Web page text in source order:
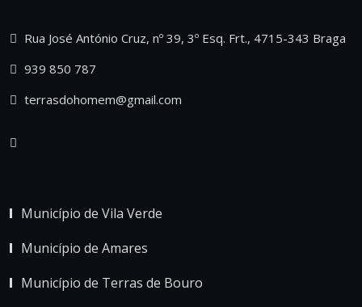
Rua José António Cruz, nº 39, 3º Esq. Frt., 4715-343 Braga
939 850 787
terrasdohomem@gmail.com
Município de Vila Verde
Município de Amares
Município de Terras de Bouro